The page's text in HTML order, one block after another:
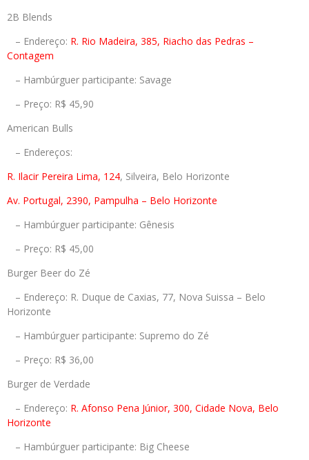
2B Blends
– Endereço: R. Rio Madeira, 385, Riacho das Pedras –
Contagem
– Hambúrguer participante: Savage
– Preço: R$ 45,90
American Bulls
– Endereços:
R. Ilacir Pereira Lima, 124, Silveira, Belo Horizonte
Av. Portugal, 2390, Pampulha – Belo Horizonte
– Hambúrguer participante: Gênesis
– Preço: R$ 45,00
Burger Beer do Zé
– Endereço: R. Duque de Caxias, 77, Nova Suissa – Belo
Horizonte
– Hambúrguer participante: Supremo do Zé
– Preço: R$ 36,00
Burger de Verdade
– Endereço: R. Afonso Pena Júnior, 300, Cidade Nova, Belo
Horizonte
– Hambúrguer participante: Big Cheese